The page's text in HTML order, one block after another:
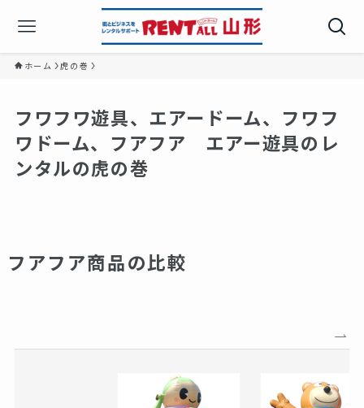
ホーム 虎の巻
フワフワ遊具、エアードーム、フワフ
ワドーム、フアフア エアー遊具のレ
ンタルの虎の巻
フアフア商品の比較